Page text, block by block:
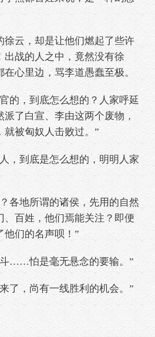
云，却是让他们燃起了些许
出战的人之中，竟然没有徐
心里边，骂李道愚蠢至极。
，到底怎么想的？人家呼延
了白宣、李由这两个废物，
被匈奴人击败过。”
到底是怎么想的，明明人家
地所谓的诸侯，先用的自然
、百姓，他们焉能关注？即便
他们的名声呗！”
……怕是毫无悬念的要输。”
，尚有一线胜利的机会。”